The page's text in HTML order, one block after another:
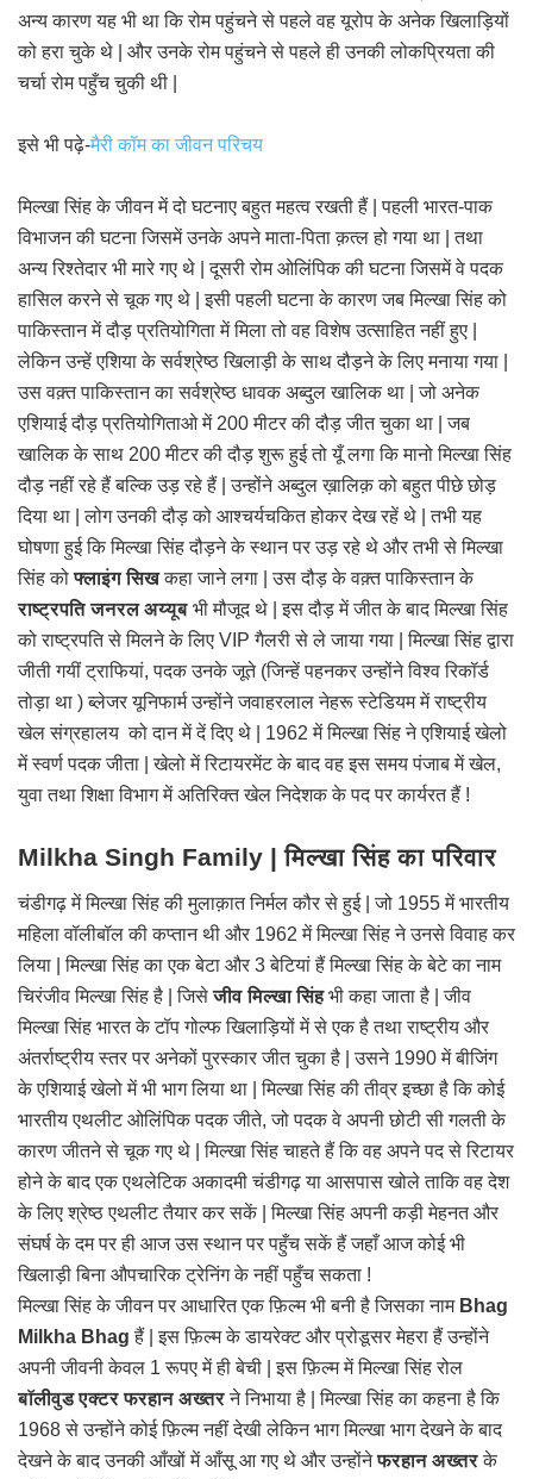
अन्य कारण यह भी था कि रोम पहुंचने से पहले वह यूरोप के अनेक खिलाड़ियों
को हरा चुके थे | और उनके रोम पहुंचने से पहले ही उनकी लोकप्रियता की
चर्चा रोम पहुँच चुकी थी |
इसे भी पढ़े-मैरी कॉम का जीवन परिचय
मिल्खा सिंह के जीवन में दो घटनाए बहुत महत्व रखती हैं | पहली भारत-पाक
विभाजन की घटना जिसमें उनके अपने माता-पिता क़त्ल हो गया था | तथा
अन्य रिश्तेदार भी मारे गए थे | दूसरी रोम ओलिंपिक की घटना जिसमें वे पदक
हासिल करने से चूक गए थे | इसी पहली घटना के कारण जब मिल्खा सिंह को
पाकिस्तान में दौड़ प्रतियोगिता में मिला तो वह विशेष उत्साहित नहीं हुए |
लेकिन उन्हें एशिया के सर्वश्रेष्ठ खिलाड़ी के साथ दौड़ने के लिए मनाया गया |
उस वक़्त पाकिस्तान का सर्वश्रेष्ठ धावक अब्दुल खालिक था | जो अनेक
एशियाई दौड़ प्रतियोगिताओ में 200 मीटर की दौड़ जीत चुका था | जब
खालिक के साथ 200 मीटर की दौड़ शुरू हुई तो यूँ लगा कि मानो मिल्खा सिंह
दौड़ नहीं रहे हैं बल्कि उड़ रहे हैं | उन्होंने अब्दुल ख़ालिक़ को बहुत पीछे छोड़
दिया था | लोग उनकी दौड़ को आश्चर्यचकित होकर देख रहें थे | तभी यह
घोषणा हुई कि मिल्खा सिंह दौड़ने के स्थान पर उड़ रहे थे और तभी से मिल्खा
सिंह कोफ्लाइंग सिखकहा जाने लगा | उस दौड़ के वक़्त पाकिस्तान के
राष्ट्रपति जनरल अय्यूब भी मौजूद थे | इस दौड़ में जीत के बाद मिल्खा सिंह
को राष्ट्रपति से मिलने के लिए VIP गैलरी से ले जाया गया | मिल्खा सिंह द्वारा
जीती गयीं ट्राफियां, पदक उनके जूते (जिन्हें पहनकर उन्होंने विश्व रिकॉर्ड
तोड़ा था ) ब्लेजर यूनिफार्म उन्होंने जवाहरलाल नेहरू स्टेडियम में राष्ट्रीय
खेल संग्रहालय को दान में दें दिए थे | 1962 में मिल्खा सिंह ने एशियाई खेलो
में स्वर्ण पदक जीता | खेलो में रिटायरमेंट के बाद वह इस समय पंजाब में खेल,
युवा तथा शिक्षा विभाग में अतिरिक्त खेल निदेशक के पद पर कार्यरत हैं !
Milkha Singh Family | मिल्खा सिंह का परिवार
चंडीगढ़ में मिल्खा सिंह की मुलाक़ात निर्मल कौर से हुई | जो 1955 में भारतीय
महिला वॉलीबॉल की कप्तान थी और 1962 में मिल्खा सिंह ने उनसे विवाह कर
लिया | मिल्खा सिंह का एक बेटा और 3 बेटियां हैं मिल्खा सिंह के बेटे का नाम
चिरंजीव मिल्खा सिंह है | जिसेजीव मिल्खा सिंहभी कहा जाता है | जीव
मिल्खा सिंह भारत के टॉप गोल्फ खिलाड़ियों में से एक है तथा राष्ट्रीय और
अंतर्राष्ट्रीय स्तर पर अनेकों पुरस्कार जीत चुका है | उसने 1990 में बीजिंग
के एशियाई खेलो में भी भाग लिया था | मिल्खा सिंह की तीव्र इच्छा है कि कोई
भारतीय एथलीट ओलिंपिक पदक जीते, जो पदक वे अपनी छोटी सी गलती के
कारण जीतने से चूक गए थे | मिल्खा सिंह चाहते हैं कि वह अपने पद से रिटायर
होने के बाद एक एथलेटिक अकादमी चंडीगढ़ या आसपास खोले ताकि वह देश
के लिए श्रेष्ठ एथलीट तैयार कर सकें | मिल्खा सिंह अपनी कड़ी मेहनत और
संघर्ष के दम पर ही आज उस स्थान पर पहुँच सकें हैं जहाँ आज कोई भी
खिलाड़ी बिना औपचारिक ट्रेनिंग के नहीं पहुँच सकता !
मिल्खा सिंह के जीवन पर आधारित एक फ़िल्म भी बनी है जिसका नाम Bhag
Milkha Bhagहैं | इस फ़िल्म के डायरेक्ट और प्रोडूसर मेहरा हैं उन्होंने
अपनी जीवनी केवल 1 रूपए में ही बेची | इस फ़िल्म में मिल्खा सिंह रोल
बॉलीवुड एक्टर फरहान अख्तरने निभाया है | मिल्खा सिंह का कहना है कि
1968 से उन्होंने कोई फ़िल्म नहीं देखी लेकिन भाग मिल्खा भाग देखने के बाद
देखने के बाद उनकी आँखों में आँसू आ गए थे और उन्होंनेफरहान अख्तरके